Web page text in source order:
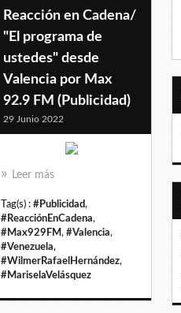
Reacción en Cadena/
"El programa de
ustedes" desde
Valencia por Max
92.9 FM (Publicidad)
29 Junio 2022
Leer más
Tag(s) : #Publicidad,
#ReacciónEnCadena,
#Max929FM, #Valencia,
#Venezuela,
#WilmerRafaelHernández,
#MariselaVelásquez